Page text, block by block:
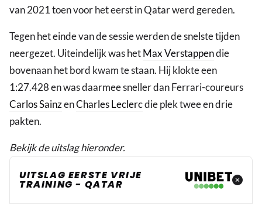
van 2021 toen voor het eerst in Qatar werd gereden.
Tegen het einde van de sessie werden de snelste tijden
neergezet. Uiteindelijk was hetMax Verstappendie
bovenaan het bord kwam te staan. Hij klokte een
1:27.428 en was daarmee sneller dan Ferrari-coureurs
Carlos SainzenCharles Leclercdie plek twee en drie
pakten.
Bekijk de uitslag hieronder.
UITSLAG EERSTE VRIJE
TRAINING - QATAR